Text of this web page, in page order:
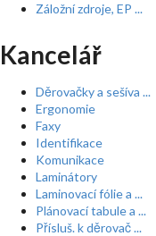
Záložní zdroje, EP ...
Kancelář
Děrovačky a sešíva ...
Ergonomie
Faxy
Identifikace
Komunikace
Laminátory
Laminovací fólie a ...
Plánovací tabule a ...
Přísluš. k děrovač ...